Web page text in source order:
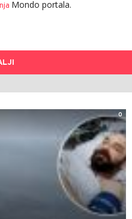
Mondo portala.
0